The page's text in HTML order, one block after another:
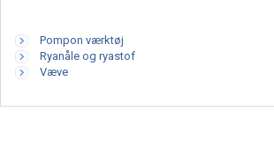
Pompon værktøj
Ryanåle og ryastof
Væve